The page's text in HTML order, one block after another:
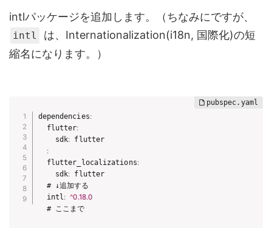
intlパッケージを追加します。（ちなみにですが、
intl
は、Internationalization(i18n, 国際化)の短
縮名になります。）
dependencies:
  flutter
:
    sdk
: flutter
:
  flutter_localizations
:
    sdk
: flutter
  # ↓追加する
  intl
: ^0.18.0
  # ここまで